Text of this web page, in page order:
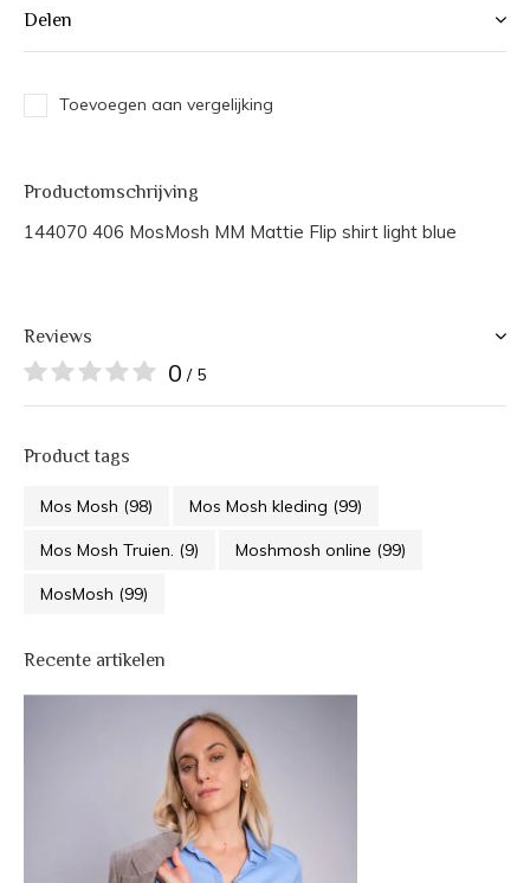
Delen
Toevoegen aan vergelijking
Productomschrijving
144070 406 MosMosh MM Mattie Flip shirt light blue
Reviews
0 / 5
Product tags
Mos Mosh (98) Mos Mosh kleding (99)
Mos Mosh Truien. (9) Moshmosh online (99)
MosMosh (99)
Recente artikelen